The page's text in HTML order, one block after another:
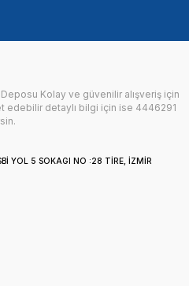
Kolay ve güvenilir alışveriş için
edebilir detaylı bilgi için ise 4446291
YOL 5 SOKAGI NO :28 TİRE, İZMİR